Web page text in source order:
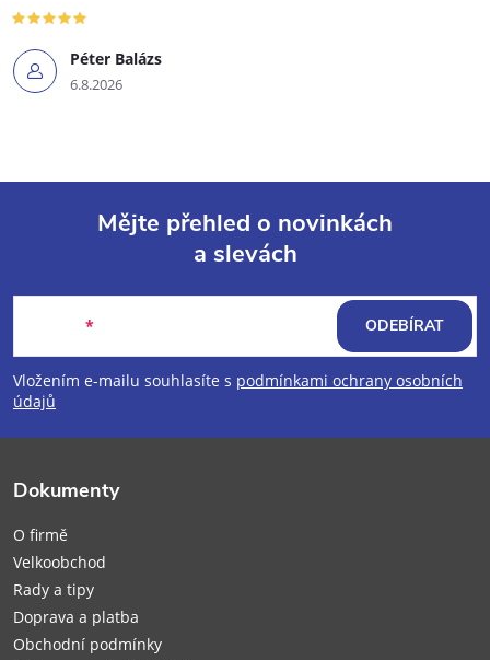
Péter Balázs
6.8.2026
p
a
Mějte přehled o novinkách
a slevách
Vložením e-mailu souhlasíte s podmínkami ochrany osobních
údajů
ODEBÍRAT
Dokumenty
O firmě
Velkoobchod
Rady a tipy
Doprava a platba
Obchodní podmínky